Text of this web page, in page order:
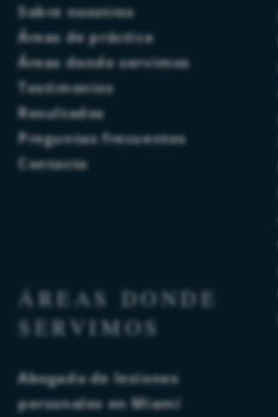
Sobre nosotros
Áreas de práctica
Áreas donde servimos
Testimonios
Resultados
Preguntas frecuentes
Contacto
ÁREAS DONDE
SERVIMOS
Abogado de lesiones
personales en Miami